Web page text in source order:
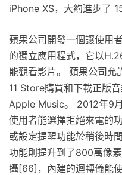
iPhone XS，大約進步了
蘋果公司開發一個讓使用
的獨立應用程式，它以
能觀看影片。 蘋果公司允
11 Store購買和下載正版
Apple Music。 2012年9
使用者能選擇拒絕來電的
或設定提醒功能於稍後時
功能則提升到了800萬像
攝[66]，內建的迴轉儀能